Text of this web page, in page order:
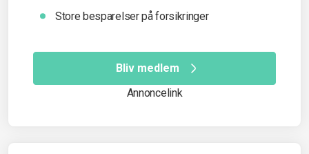
Store besparelser på forsikringer
Bliv medlem
Annoncelink